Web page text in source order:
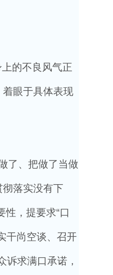
的不良风气正
着眼于具体表现
了、把做了当做
彻落实没有下
，提要求“口
干尚空谈、召开
诉求满口承诺，